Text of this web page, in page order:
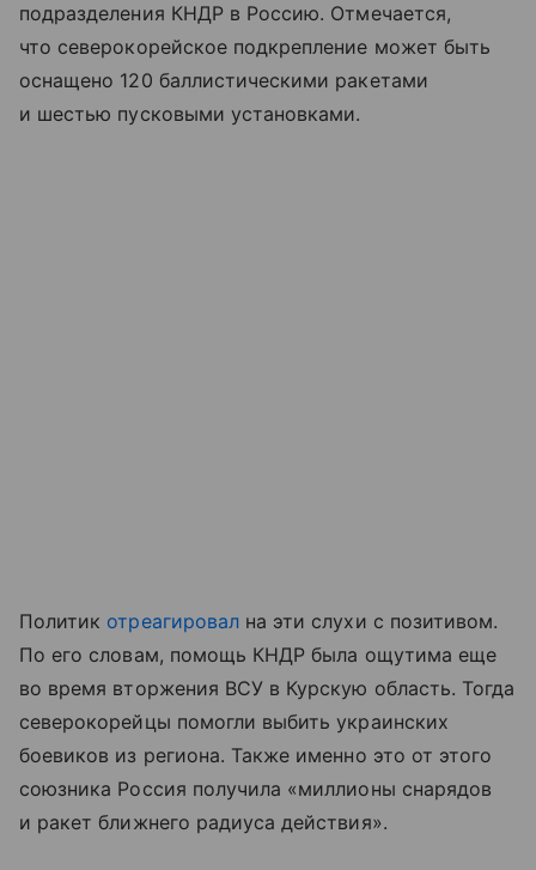
подразделения КНДР в Россию. Отмечается,
что северокорейское подкрепление может быть
оснащено 120 баллистическими ракетами
и шестью пусковыми установками.
Политик отреагировална эти слухи с позитивом.
По его словам, помощь КНДР была ощутима еще
во время вторжения ВСУ в Курскую область. Тогда
северокорейцы помогли выбить украинских
боевиков из региона. Также именно это от этого
союзника Россия получила «миллионы снарядов
и ракет ближнего радиуса действия».